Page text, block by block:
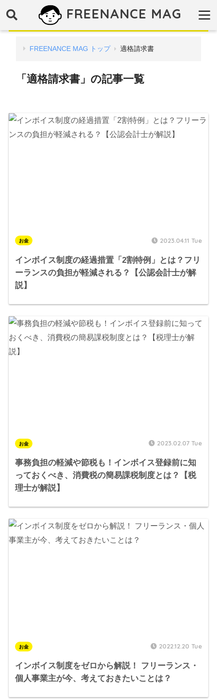
FREENANCE MAG
FREENANCE MAG トップ 適格請求書
「適格請求書」の記事一覧
お金 2023.04.11 Tue
インボイス制度の経過措置「2割特例」とは？フリ
ーランスの負担が軽減される？【公認会計士が解
説】
お金 2023.02.07 Tue
事務負担の軽減や節税も！インボイス登録前に知
っておくべき、消費税の簡易課税制度とは？【税
理士が解説】
お金 2022.12.20 Tue
インボイス制度をゼロから解説！ フリーランス・
個人事業主が今、考えておきたいことは？